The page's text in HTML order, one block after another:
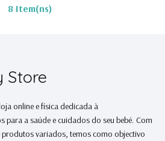
8 Item(ns)
Store
online e física dedicada à
a saúde e cuidados do seu bebé. Com
variados, temos como objectivo